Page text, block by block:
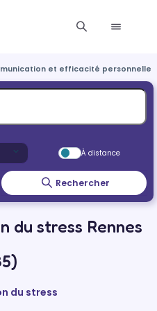
et efficacité personnelle
À distance
Rechercher
du stress Rennes
du stress